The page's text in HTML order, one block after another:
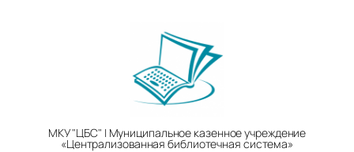
МКУ "ЦБС" | Муниципальное казенное учреждение
«Централизованная библиотечная система»